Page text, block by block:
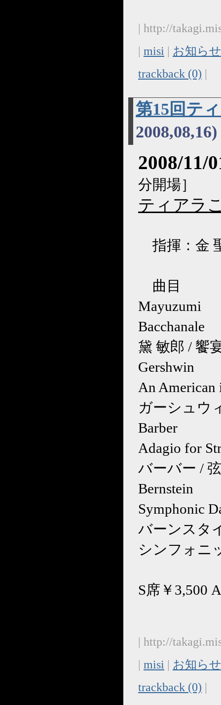
| http://
| misi | お知ら
trackback (0) |
第15回テ
2008,08,16)
2008/11/
分開場］
ティアラ
指揮：金
曲目
Mayuzumi
Bacchanale
黛 敏郎 / 饗
Gershwin
An American
ガーシュウ
Barber
Adagio for
バーバー /
Bernstein
Symphonic
バーンスタ
シンフォニ
S席￥3,500
| http://
| misi | お知ら
trackback (0) |